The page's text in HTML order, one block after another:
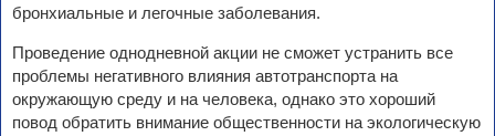
бронхиальные и легочные заболевания.
Проведение однодневной акции не сможет устранить все
проблемы негативного влияния автотранспорта на
окружающую среду и на человека, однако это хороший
повод обратить внимание общественности на экологическую